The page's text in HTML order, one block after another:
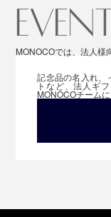
MONOCOでは、法人様
記念品の名入れ、
トなど、法人ギ
MONOCOチーム